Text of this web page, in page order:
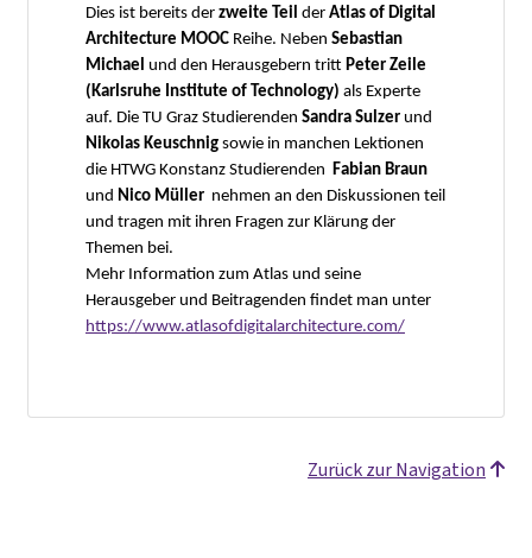
Dies ist bereits der zweite Teil der Atlas of Digital
Architecture MOOC Reihe. Neben Sebastian
Michael und den Herausgebern tritt Peter Zeile
(Karlsruhe Institute of Technology) als Experte
auf. Die TU Graz Studierenden Sandra Sulzer und
Nikolas Keuschnig sowie in manchen Lektionen
die HTWG Konstanz Studierenden Fabian Braun
und Nico Müller nehmen an den Diskussionen teil
und tragen mit ihren Fragen zur Klärung der
Themen bei.
Mehr Information zum Atlas und seine
Herausgeber und Beitragenden findet man unter
https://www.atlasofdigitalarchitecture.com/
Zurück zur Navigation